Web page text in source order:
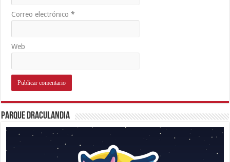
Correo electrónico*
Web
Parque Draculandia